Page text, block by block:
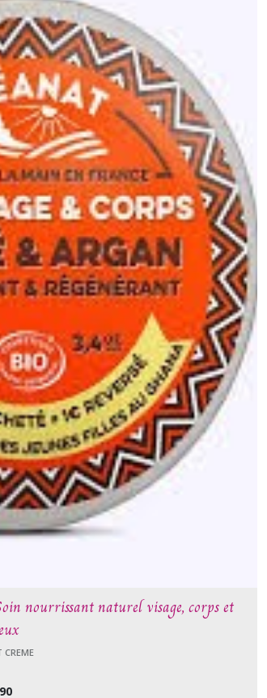
nourrissant naturel visage, corps et
CREME
90